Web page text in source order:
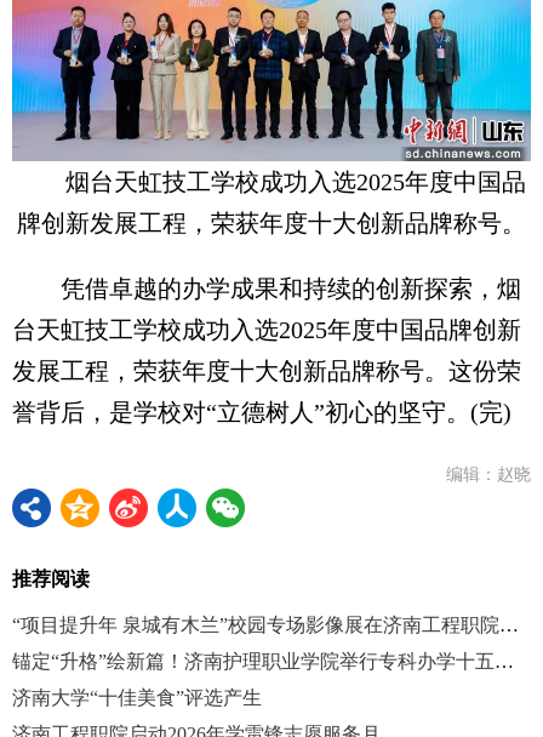
烟台天虹技工学校成功入选2025年度中国品
牌创新发展工程，荣获年度十大创新品牌称号。
凭借卓越的办学成果和持续的创新探索，烟
台天虹技工学校成功入选2025年度中国品牌创新
发展工程，荣获年度十大创新品牌称号。这份荣
誉背后，是学校对“立德树人”初心的坚守。(完)
编辑：赵晓
推荐阅读
“项目提升年 泉城有木兰”校园专场影像展在济南工程职院举行
锚定“升格”绘新篇！济南护理职业学院举行专科办学十五周年成果总结大会
济南大学“十佳美食”评选产生